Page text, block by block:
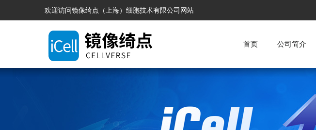
欢迎访问镜像绮点（上海）细胞技术有限公司网站
首页 公司简介